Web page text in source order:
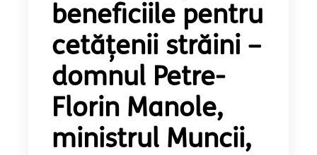
beneficiile pentru
cetățenii străini –
domnul Petre-
Florin Manole,
ministrul Muncii,